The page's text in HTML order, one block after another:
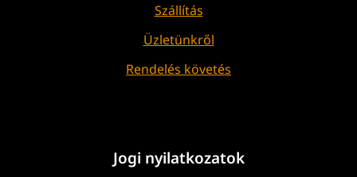
Szállítás
Üzletünkről
Rendelés követés
Jogi nyilatkozatok